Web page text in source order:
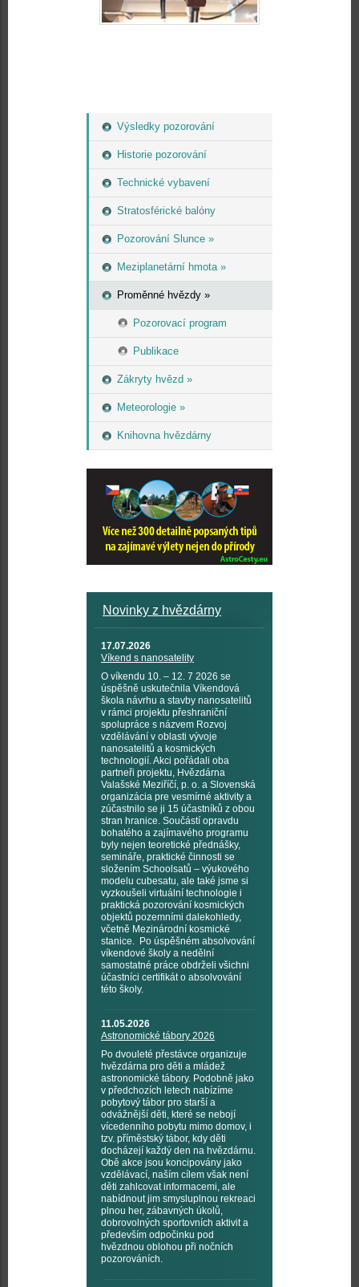
Výsledky pozorování
Historie pozorování
Technické vybavení
Stratosférické balóny
Pozorování Slunce »
Meziplanetární hmota »
Proměnné hvězdy »
Pozorovací program
Publikace
Zákryty hvězd »
Meteorologie »
Knihovna hvězdárny
Novinky z hvězdárny
17.07.2026
Víkend s nanosatelity
O víkendu 10. – 12. 7 2026 se
úspěšně uskutečnila Víkendová
škola návrhu a stavby nanosatelitů
v rámci projektu přeshraniční
spolupráce s názvem Rozvoj
vzdělávání v oblasti vývoje
nanosatelitů a kosmických
technologií. Akci pořádali oba
partneři projektu, Hvězdárna
Valašské Meziříčí, p. o. a Slovenská
organizácia pre vesmírné aktivity a
zúčastnilo se ji 15 účastníků z obou
stran hranice. Součástí opravdu
bohatého a zajímavého programu
byly nejen teoretické přednášky,
semináře, praktické činnosti se
složením Schoolsatů – výukového
modelu cubesatu, ale také jsme si
vyzkoušeli virtuální technologie i
praktická pozorování kosmických
objektů pozemními dalekohledy,
včetně Mezinárodní kosmické
stanice. Po úspěšném absolvování
víkendové školy a nedělní
samostatné práce obdrželi všichni
účastníci certifikát o absolvování
této školy.
11.05.2026
Astronomické tábory 2026
Po dvouleté přestávce organizuje
hvězdárna pro děti a mládež
astronomické tábory. Podobně jako
v předchozích letech nabízíme
pobytový tábor pro starší a
odvážnější děti, které se nebojí
vícedenního pobytu mimo domov, i
tzv. příměstský tábor, kdy děti
docházejí každý den na hvězdárnu.
Obě akce jsou koncipovány jako
vzdělávací, naším cílem však není
děti zahlcovat informacemi, ale
nabídnout jim smysluplnou rekreaci
plnou her, zábavných úkolů,
dobrovolných sportovních aktivit a
především odpočinku pod
hvězdnou oblohou při nočních
pozorováních.